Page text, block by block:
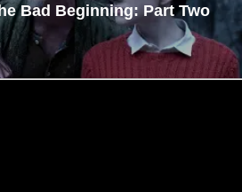
Bad Beginning: Part Two